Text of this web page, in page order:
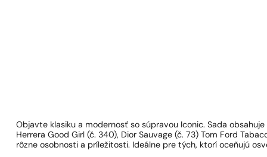
Objavte klasiku a modernosť so súpravou Iconic. Sada
Herrera Good Girl (č. 340), Dior Sauvage (č. 73) Tom Ford
rôzne osobnosti a príležitosti. Ideálne pre tých, ktorí oceňujú